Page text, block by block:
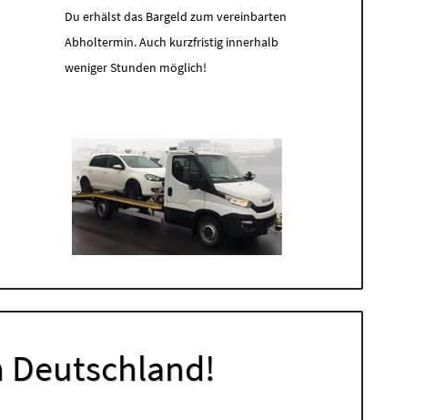
Du erhälst das Bargeld zum vereinbarten
Abholtermin. Auch kurzfristig innerhalb
weniger Stunden möglich!
Deutschland!